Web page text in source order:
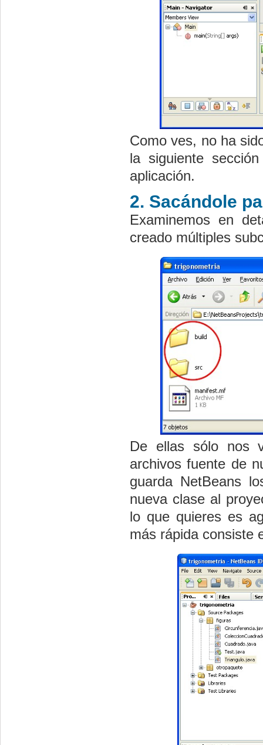
Como ves, no ha
la siguiente
aplicación.
2. Sacándole
Examinemos en
creado múltiples
De ellas sólo nos
archivos fuente de
guarda NetBeans
nueva clase al
lo que quieres es
más rápida consiste